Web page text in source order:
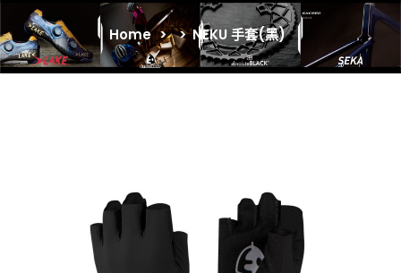
Home > >NEKU 手套(黑)